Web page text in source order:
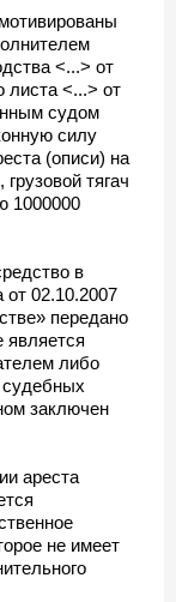
<...> от
листа <...> от
судом
силу
(описи) на
тягач
1000000
в
от 02.10.2007
передано
является
либо
заключен
ареста
не имеет